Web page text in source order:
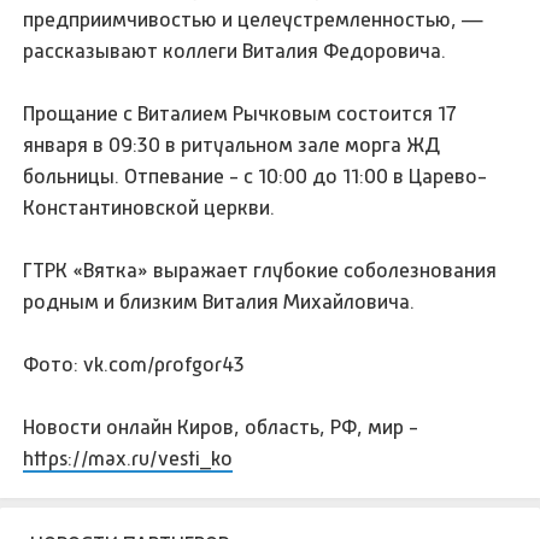
предприимчивостью и целеустремленностью, —
рассказывают коллеги Виталия Федоровича.
Прощание с Виталием Рычковым состоится 17
января в 09:30 в ритуальном зале морга ЖД
больницы. Отпевание - с 10:00 до 11:00 в Царево-
Константиновской церкви.
ГТРК «Вятка» выражает глубокие соболезнования
родным и близким Виталия Михайловича.
Фото: vk.com/profgor43
Новости онлайн Киров, область, РФ, мир -
https://max.ru/vesti_ko